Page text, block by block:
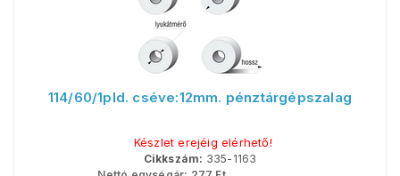
114/60/1pld. cséve:12mm. pénztárgépszalag
Készlet erejéig elérhető!
Cikkszám: 335-1163